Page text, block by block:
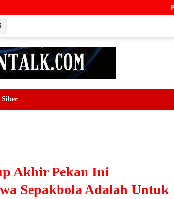
Prabowo Calls
Siber
Akhir Pekan Ini
Sepakbola Adalah Untuk